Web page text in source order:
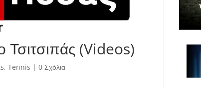
(Videos)
, Tennis | 0 Σχόλια